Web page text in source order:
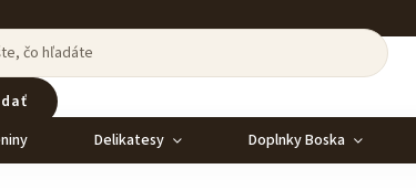
Delikatesy Doplnky Boska